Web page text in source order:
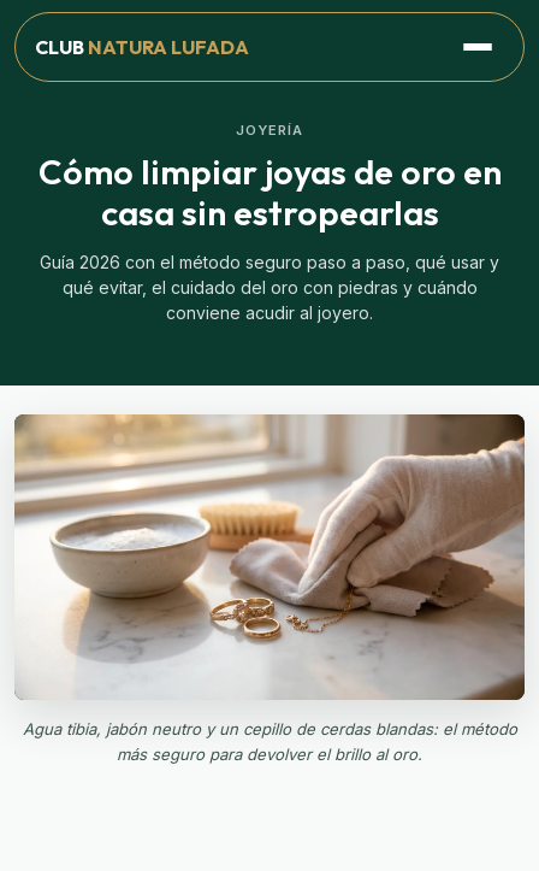
CLUB NATURA LUFADA
JOYERÍA
Cómo limpiar joyas de oro en
casa sin estropearlas
Guía 2026 con el método seguro paso a paso, qué usar y
qué evitar, el cuidado del oro con piedras y cuándo
conviene acudir al joyero.
Agua tibia, jabón neutro y un cepillo de cerdas blandas: el método
más seguro para devolver el brillo al oro.